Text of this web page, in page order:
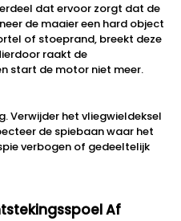
dat ervoor zorgt dat de
de maaier een hard object
of stoeprand, breekt deze
raakt de
start de motor niet meer.
Verwijder het vliegwieldeksel
de spiebaan waar het
verbogen of gedeeltelijk
Af